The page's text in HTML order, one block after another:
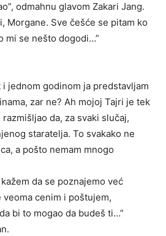
odmahnu glavom Zakari Jang.
Morgane. Sve češće se pitam ko
mi se nešto dogodi…”
i jednom godinom ja predstavljam
zar ne? Ah mojoj Tajri je tek
da, za svaki slučaj,
staratelja. To svakako ne
a pošto nemam mnogo
da se poznajemo već
cenim i poštujem,
bi to mogao da budeš ti…”